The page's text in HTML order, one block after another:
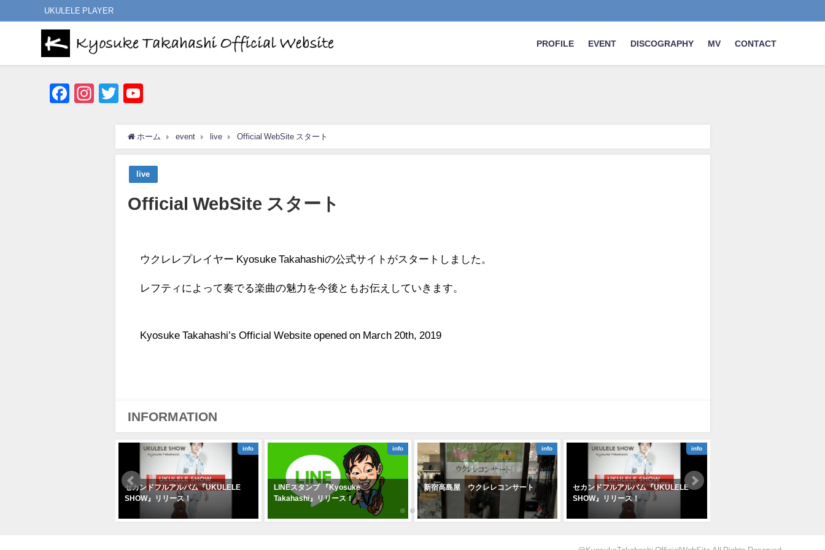
UKULELE PLAYER
PROFILE EVENT DISCOGRAPHY MV CONTACT
Facebook
Instagram
Twitter
ホーム event live Official WebSite スタート
live
Official WebSite スタート
ウクレレプレイヤー Kyosuke Takahashiの公式サイトがスタートしました。
レフティによって奏でる楽曲の魅力を今後ともお伝えしていきます。
Kyosuke Takahashi’s Official Website opened on March 20th, 2019
INFORMATION
info
セカンドフルアルバム『UKULELE
SHOW』リリース！
info
LINEスタンプ 『Kyosuke
Takahashi』リリース！
info
新宿高島屋 ウクレレコンサート
info
セカンドフルアルバム『UKULELE
SHOW』リリース！